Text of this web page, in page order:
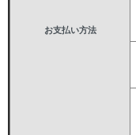
お支払い方法